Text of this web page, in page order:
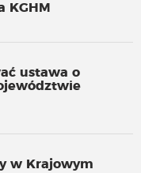
KGHM
ustawa o
w Krajowym